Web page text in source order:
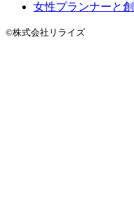
女性プランナーと
©株式会社リライズ